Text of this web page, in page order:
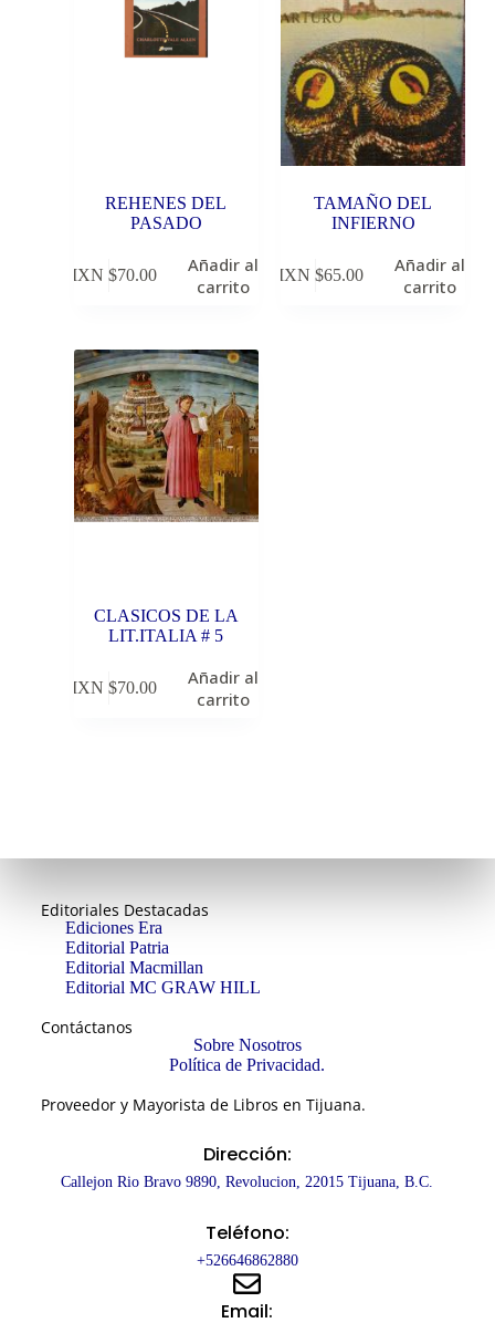
REHENES DEL
PASADO
MXN $70.00
Añadir al
carrito
TAMAÑO DEL
INFIERNO
MXN $65.00
Añadir al
carrito
CLASICOS DE LA
LIT.ITALIA # 5
MXN $70.00
Añadir al
carrito
Editoriales Destacadas
Ediciones Era
Editorial Patria
Editorial Macmillan
Editorial MC GRAW HILL
Contáctanos
Sobre Nosotros
Política de Privacidad.
Proveedor y Mayorista de Libros en Tijuana.
Dirección:
Callejon Rio Bravo 9890, Revolucion, 22015 Tijuana, B.C.
Teléfono:
+526646862880
Email: